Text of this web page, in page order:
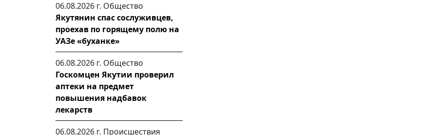
06.08.2026 г. Общество
Якутянин спас сослуживцев,
проехав по горящему полю на
УАЗе «буханке»
06.08.2026 г. Общество
Госкомцен Якутии проверил
аптеки на предмет
повышения надбавок
лекарств
06.08.2026 г. Происшествия